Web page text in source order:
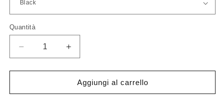
Quantità
Quantità
Diminuisci
quantità
per
Poulsen
Aumenta
quantità
per
Louis
Poulsen
Aggiungi al carrello